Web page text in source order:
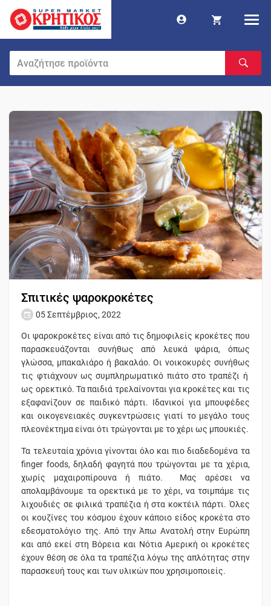
Σπιτικές ψαροκροκέτες
05 Σεπτέμβριος, 2022
Οι ψαροκροκέτες είναι από τις δημοφιλείς κροκέτες που
παρασκευάζονται συνήθως από λευκά ψάρια, όπως
γλώσσα, μπακαλιάρο ή βακαλάο. Οι νοικοκυρές συνήθως
τις φτιάχνουν ως συμπληρωματικό πιάτο στο τραπέζι ή
ως ορεκτικό. Τα παιδιά τρελαίνονται για κροκέτες και τις
εξαφανίζουν σε παιδικό πάρτι. Ιδανικοί για μπουφέδες
και οικογενειακές συγκεντρώσεις γιατί το μεγάλο τους
πλεονέκτημα είναι ότι τρώγονται με το χέρι ως μπουκιές.
Τα τελευταία χρόνια γίνονται όλο και πιο διαδεδομένα τα
finger foods, δηλαδή φαγητά που τρώγονται με τα χέρια,
χωρίς μαχαιροπίρουνα ή πιάτο. Μας αρέσει να
απολαμβάνουμε τα ορεκτικά με το χέρι, να τσιμπάμε τις
λιχουδιές σε φιλικά τραπέζια ή στα κοκτέιλ πάρτι. Όλες
οι κουζίνες του κόσμου έχουν κάποιο είδος κροκέτα στο
εδεσματολόγιο της. Από την Άπω Ανατολή στην Ευρώπη
και από εκεί στη Βόρεια και Νότια Αμερική οι κροκέτες
έχουν θέση σε όλα τα τραπέζια λόγω της απλότητας στην
παρασκευή τους και των υλικών που χρησιμοποιείς.